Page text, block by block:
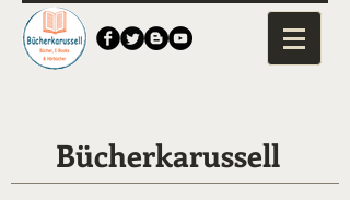
Bücherkarussell